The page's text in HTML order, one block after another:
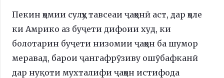
Пекин ҳомии сулҳу тавсеаи ҷаҳонӣ аст, дар ҳоле
ки Амрико аз буҷети дифоии худ, ки
болотарин буҷети низомии ҷаҳон ба шумор
меравад, барои ҷангафрӯзиву ошӯбафканӣ
дар нуқоти мухталифи ҷаҳон истифода